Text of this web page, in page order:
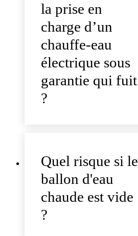
la prise en
charge d’un
chauffe-eau
électrique sous
garantie qui fuit
?
Quel risque si le
ballon d'eau
chaude est vide
?